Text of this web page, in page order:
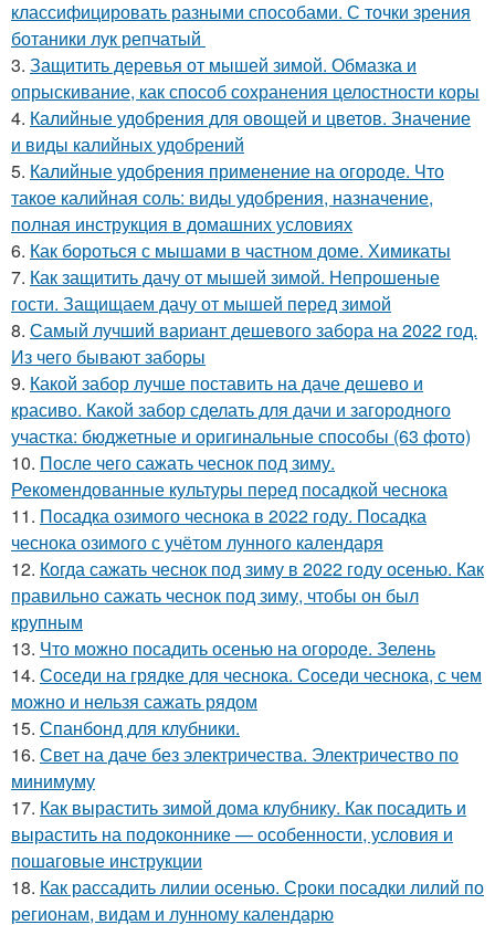
классифицировать разными способами. С точки зрения
ботаники лук репчатый
3. Защитить деревья от мышей зимой. Обмазка и
опрыскивание, как способ сохранения целостности коры
4. Калийные удобрения для овощей и цветов. Значение
и виды калийных удобрений
5. Калийные удобрения применение на огороде. Что
такое калийная соль: виды удобрения, назначение,
полная инструкция в домашних условиях
6. Как бороться с мышами в частном доме. Химикаты
7. Как защитить дачу от мышей зимой. Непрошеные
гости. Защищаем дачу от мышей перед зимой
8. Самый лучший вариант дешевого забора на 2022 год.
Из чего бывают заборы
9. Какой забор лучше поставить на даче дешево и
красиво. Какой забор сделать для дачи и загородного
участка: бюджетные и оригинальные способы (63 фото)
10. После чего сажать чеснок под зиму.
Рекомендованные культуры перед посадкой чеснока
11. Посадка озимого чеснока в 2022 году. Посадка
чеснока озимого с учётом лунного календаря
12. Когда сажать чеснок под зиму в 2022 году осенью. Как
правильно сажать чеснок под зиму, чтобы он был
крупным
13. Что можно посадить осенью на огороде. Зелень
14. Соседи на грядке для чеснока. Соседи чеснока, с чем
можно и нельзя сажать рядом
15. Спанбонд для клубники.
16. Свет на даче без электричества. Электричество по
минимуму
17. Как вырастить зимой дома клубнику. Как посадить и
вырастить на подоконнике — особенности, условия и
пошаговые инструкции
18. Как рассадить лилии осенью. Сроки посадки лилий по
регионам, видам и лунному календарю